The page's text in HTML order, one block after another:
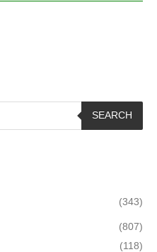
SEARCH
(343)
(807)
(118)